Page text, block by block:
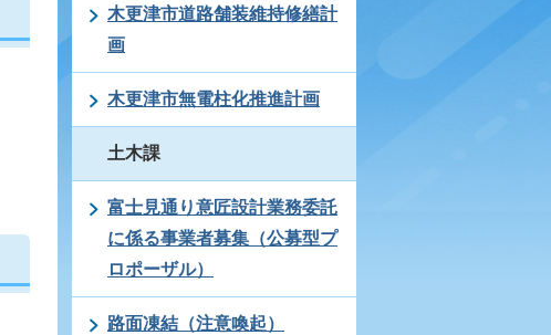
木更津市道路舗装維持修繕計
画
木更津市無電柱化推進計画
土木課
富士見通り意匠設計業務委託
に係る事業者募集（公募型プ
ロポーザル）
路面凍結（注意喚起）